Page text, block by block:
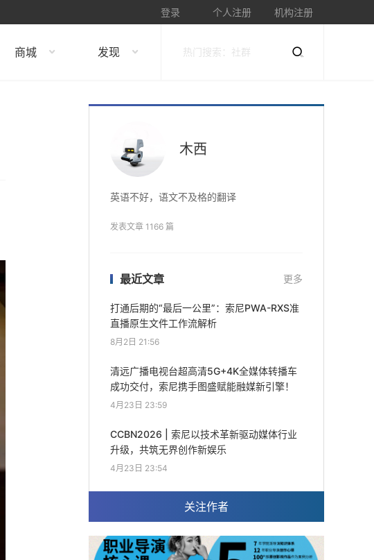
登录 个人注册 机构注册
商城 发现
木西
英语不好，语文不及格的翻译
发表文章 1166 篇
最近文章 更多
打通后期的“最后一公里”：索尼PWA-RXS准
直播原生文件工作流解析
8月2日 21:56
清远广播电视台超高清5G+4K全媒体转播车
成功交付，索尼携手图盛赋能融媒新引擎！
4月23日 23:59
CCBN2026 | 索尼以技术革新驱动媒体行业
升级，共筑无界创作新娱乐
4月23日 23:54
关注作者